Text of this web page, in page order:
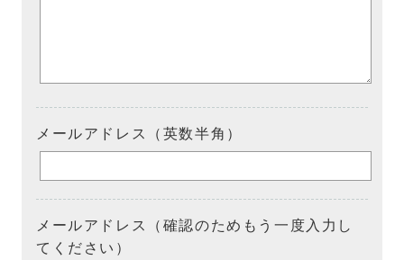
メールアドレス（英数半角）
メールアドレス（確認のためもう一度入力し
てください）